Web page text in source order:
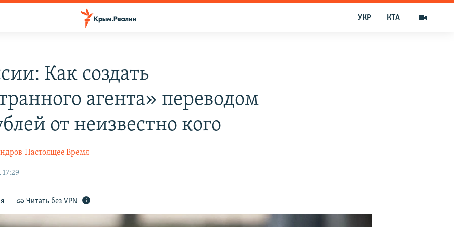
КТА
УКР
Как создать
агента» переводом
от неизвестно кого
Настоящее Время
17:29
Читать без VPN